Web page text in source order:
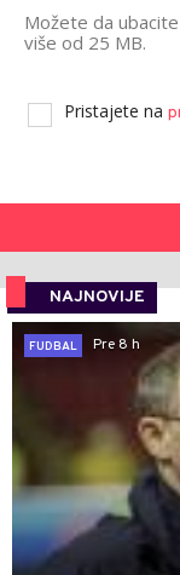
Možete da
više od 25 MB.
Pristajete na
NAJNOVIJE
FUDBAL
Pre 8 h